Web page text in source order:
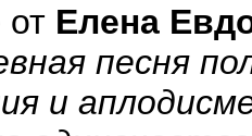
Елена
песня
и